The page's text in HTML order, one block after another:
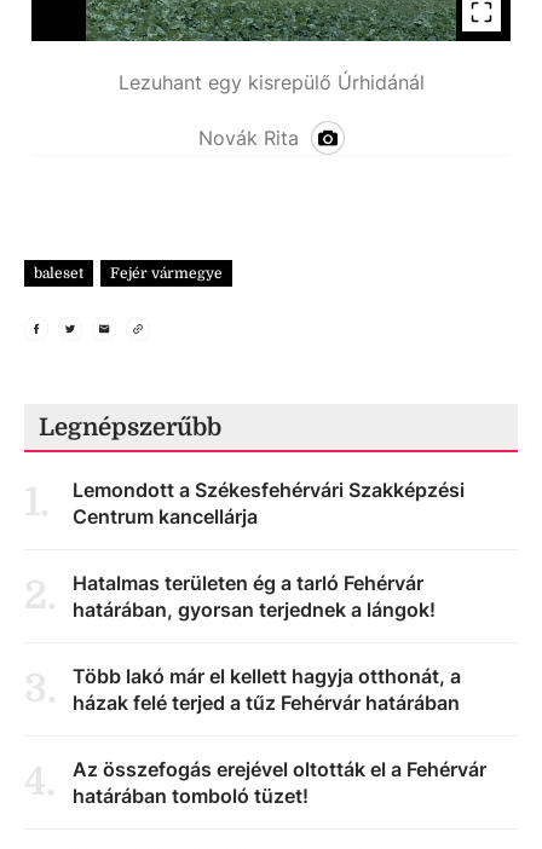
Lezuhant egy kisrepülő Úrhidánál
Novák Rita
baleset Fejér vármegye
Legnépszerűbb
1.
Lemondott a Székesfehérvári Szakképzési
Centrum kancellárja
2.
Hatalmas területen ég a tarló Fehérvár
határában, gyorsan terjednek a lángok!
3.
Több lakó már el kellett hagyja otthonát, a
házak felé terjed a tűz Fehérvár határában
4.
Az összefogás erejével oltották el a Fehérvár
határában tomboló tüzet!